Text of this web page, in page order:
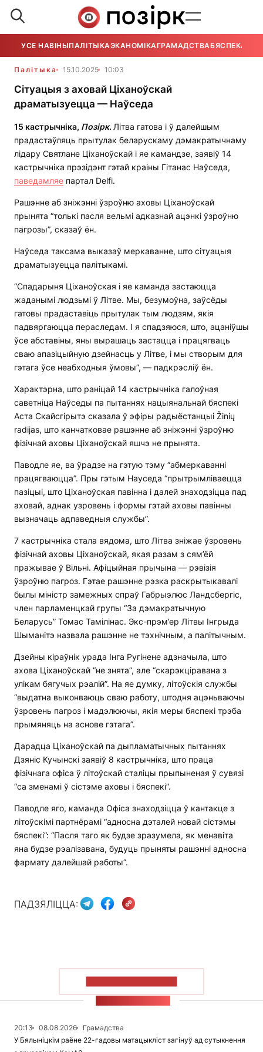
УСЕ НАВІНЫПАЛІТЫКАЭКАНОМІКАГРАМАДСТВАБЯСПЕКА
Палітыка 15.10.2025 10:03
Сітуацыя з аховай Ціханоўскай
драматызуецца — Наўседа
15 кастрычніка, Позірк. Літва гатова і ў далейшым
прадастаўляць прытулак беларускаму дэмакратычнаму
лідару Святлане Ціханоўскай і яе камандзе, заявіў 14
кастрычніка прэзідэнт гэтай краіны Гітанас Наўседа,
паведамляе партал Delfi.
Рашэнне аб зніжэнні ўзроўню аховы Ціханоўскай
прынята “толькі пасля вельмі адказнай ацэнкі ўзроўню
пагрозы”, сказаў ён.
Наўседа таксама выказаў меркаванне, што сітуацыя
драматызуецца палітыкамі.
“Спадарыня Ціханоўская і яе каманда застаюцца
жаданымі людзьмі ў Літве. Мы, безумоўна, заўсёды
гатовы прадаставіць прытулак тым людзям, якія
падвяргаюцца пераследам. І я спадзяюся, што, ацаніўшы
ўсе абставіны, яны вырашаць застацца і працягваць
сваю апазіцыйную дзейнасць у Літве, і мы створым для
гэтага ўсе неабходныя ўмовы”, — падкрэсліў ён.
Характэрна, што раніцай 14 кастрычніка галоўная
саветніца Наўседы па пытаннях нацыянальнай бяспекі
Аста Скайсгірытэ сказала ў эфіры радыёстанцыі Žinių
radijas, што канчатковае рашэнне аб зніжэнні ўзроўню
фізічнай аховы Ціханоўскай яшчэ не прынята.
Паводле яе, ва ўрадзе на гэтую тэму “абмеркаванні
працягваюцца”. Пры гэтым Науседа “прытрымліваецца
пазіцыі, што Ціханоўская павінна і далей знаходзіцца пад
аховай, аднак узровень і формы гэтай аховы павінны
вызначаць адпаведныя службы”.
7 кастрычніка стала вядома, што Літва зніжае ўзровень
фізічнай аховы Ціханоўскай, якая разам з сям’ёй
пражывае ў Вільні. Афіцыйная прычына — рэвізія
ўзроўню пагроз. Гэтае рашэнне рэзка раскрытыкавалі
былы міністр замежных спраў Габрыэлюс Ландсбергіс,
член парламенцкай групы “За дэмакратычную
Беларусь” Томас Тамілінас. Экс-прэм’ер Літвы Інгрыда
Шыманітэ назвала рашэнне не тэхнічным, а палітычным.
Дзейны кіраўнік урада Інга Ругінене адзначыла, што
ахова Ціханоўскай “не знята”, але “скарэкціравана з
улікам бягучых рэалій”. На яе думку, літоўскія службы
“выдатна выконваюць сваю работу, штодня ацэньваючы
ўзровень пагроз і мадэлюючы, якія меры бяспекі трэба
прымяняць на аснове гэтага”.
Дарадца Ціханоўскай па дыпламатычных пытаннях
Дзяніс Кучынскі заявіў 8 кастрычніка, што праца
фізічнага офіса ў літоўскай сталіцы прыпыненая ў сувязі
“са зменамі ў сістэме аховы і бяспекі”.
Паводле яго, каманда Офіса знаходзіцца ў кантакце з
літоўскімі партнёрамі “адносна дэталей новай сістэмы
бяспекі”: “Пасля таго як будзе зразумела, як менавіта
яна будзе рэалізавана, будуць прыняты рашэнні адносна
фармату далейшай работы”.
ПАДЗЯЛІЦЦА:
20:13 08.08.2026
Грамадства
У Бялыніцкім раёне 22-гадовы матацыкліст загінуў ад сутыкнення